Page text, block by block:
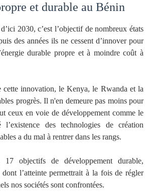
et durable au Bénin
2030, c’est l’objectif de nombreux états
des années ils ne cessent d’innover pour
durable propre et à moindre coût à
cette innovation, le Kenya, le Rwanda et la
progrès. Il n'en demeure pas moins pour
ceux en voie de développement comme le
des technologies de création
a du mal à rentrer dans les rangs.
objectifs de développement durable,
l’atteinte permettrait à la fois de régler
nos sociétés sont confrontées.